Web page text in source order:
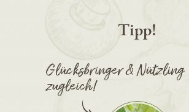
Tipp!
Glücksbringer & Nützling
zugleich!